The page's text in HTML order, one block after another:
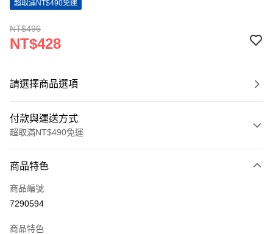
超取滿NT$490免運
NT$496
NT$428
請選擇商品選項
付款與運送方式
超取滿NT$490免運
信用卡一次付款
超商取貨付款
商品特色
商品編號
7290594
商品特色